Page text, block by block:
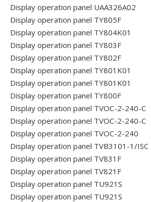
Display operation panel UAA326A02
Display operation panel TY805F
Display operation panel TY804K01
Display operation panel TY803F
Display operation panel TY802F
Display operation panel TY801K01
Display operation panel TY801K01
Display operation panel TY800F
Display operation panel TVOC-2-240-C
Display operation panel TVOC-2-240-C
Display operation panel TVOC-2-240
Display operation panel TVB3101-1/ISC
Display operation panel TV831F
Display operation panel TV821F
Display operation panel TU921S
Display operation panel TU921S